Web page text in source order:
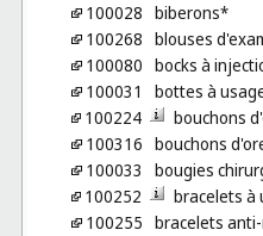
100028 biberons*
100268 blouses
100080 bocks à
100031
bottes à
100224
bouchons
100316 bouchons
100033
bougies
100252
bracelets à
100255 bracelets